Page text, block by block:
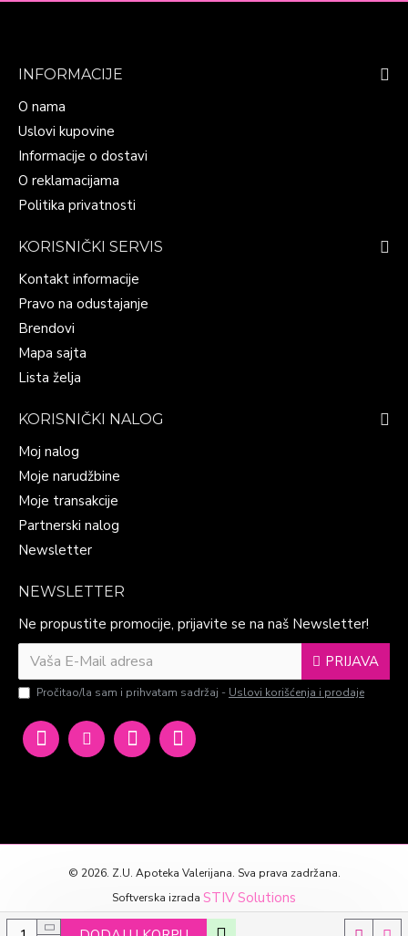
INFORMACIJE
O nama
Uslovi kupovine
Informacije o dostavi
O reklamacijama
Politika privatnosti
KORISNIČKI SERVIS
Kontakt informacije
Pravo na odustajanje
Brendovi
Mapa sajta
Lista želja
KORISNIČKI NALOG
Moj nalog
Moje narudžbine
Moje transakcije
Partnerski nalog
Newsletter
NEWSLETTER
Ne propustite promocije, prijavite se na naš Newsletter!
PRIJAVA
Pročitao/la sam i prihvatam sadržaj - Uslovi korišćenja i prodaje
© 2026. Z.U. Apoteka Valerijana. Sva prava zadržana.
Softverska izrada STIV Solutions